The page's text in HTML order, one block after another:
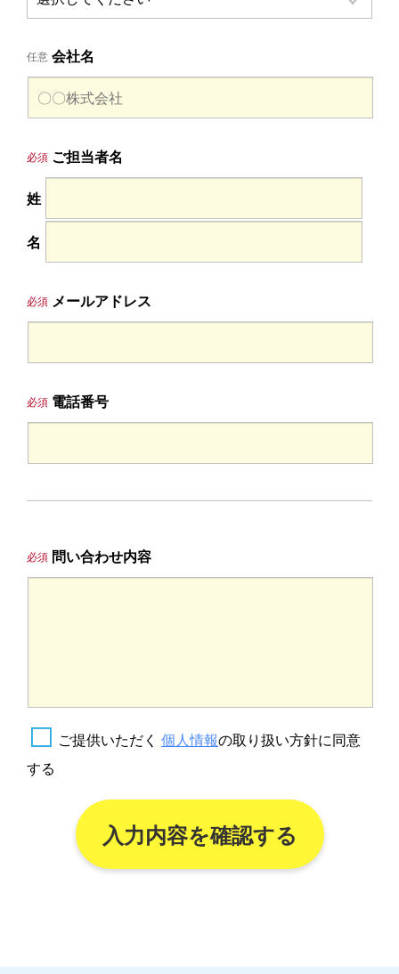
任意 会社名
必須 ご担当者名
姓
名
必須 メールアドレス
必須 電話番号
必須 問い合わせ内容
ご提供いただく 個人情報の取り扱い方針に同意
する